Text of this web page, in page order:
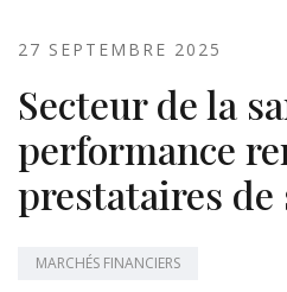
27 SEPTEMBRE 2025
Secteur de la
performance
prestataires de
MARCHÉS FINANCIERS